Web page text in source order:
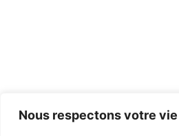
Nous respectons votre